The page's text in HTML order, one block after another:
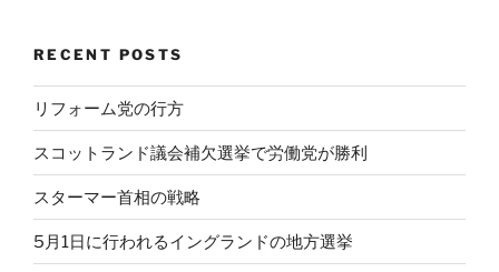
RECENT POSTS
リフォーム党の行方
スコットランド議会補欠選挙で労働党が勝利
スターマー首相の戦略
5月1日に行われるイングランドの地方選挙